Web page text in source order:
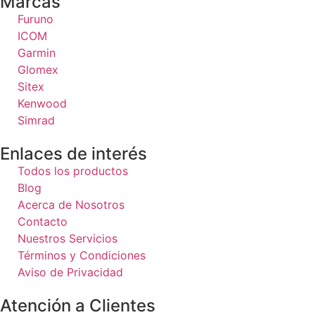
Furuno
ICOM
Garmin
Glomex
Sitex
Kenwood
Simrad
Enlaces de interés
Todos los productos
Blog
Acerca de Nosotros
Contacto
Nuestros Servicios
Términos y Condiciones
Aviso de Privacidad
Atención a Clientes